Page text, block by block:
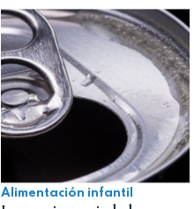
Alimentación infantil